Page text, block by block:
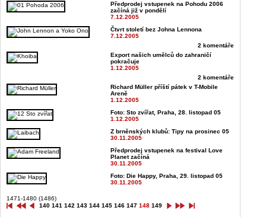
Předprodej vstupenek na Pohodu 2006
začíná již v pondělí
7.12.2005
Čtvrt století bez Johna Lennona
7.12.2005
2 komentáře
Export našich umělců do zahraničí
pokračuje
1.12.2005
2 komentáře
Richard Müller příští pátek v T-Mobile
Areně
1.12.2005
Foto: Sto zvířat, Praha, 28. listopad 05
1.12.2005
Z brněnských klubů: Tipy na prosinec 05
30.11.2005
Předprodej vstupenek na festival Love
Planet začíná
30.11.2005
Foto: Die Happy, Praha, 29. listopad 05
30.11.2005
1471-1480 (1486)
140 141 142 143 144 145 146 147 148 149